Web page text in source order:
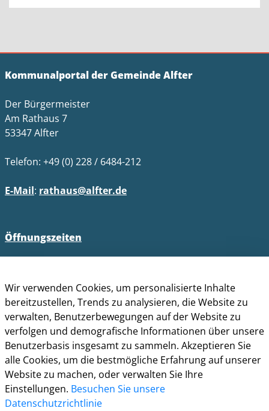
Kommunalportal der Gemeinde Alfter
Der Bürgermeister
Am Rathaus 7
53347 Alfter
Telefon: +49 (0) 228 / 6484-212
E-Mail: rathaus@alfter.de
Öffnungszeiten
Impressum
Barrierefreiheit
Cookie-Richtlinie
Kontakt
Wir verwenden Cookies, um personalisierte Inhalte
bereitzustellen, Trends zu analysieren, die Website zu
verwalten, Benutzerbewegungen auf der Website zu
verfolgen und demografische Informationen über unsere
Benutzerbasis insgesamt zu sammeln. Akzeptieren Sie
alle Cookies, um die bestmögliche Erfahrung auf unserer
Website zu machen, oder verwalten Sie Ihre
Einstellungen. Besuchen Sie unsere
Datenschutzrichtlinie